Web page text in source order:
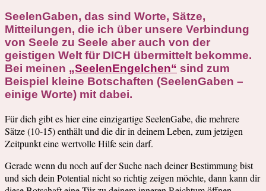
SeelenGaben, das sind Worte, Sätze,
Mitteilungen, die ich über unsere Verbindung
von Seele zu Seele aber auch von der
geistigen Welt für DICH übermittelt bekomme.
Bei meinen „SeelenEngelchen“ sind zum
Beispiel kleine Botschaften (SeelenGaben –
einige Worte) mit dabei.
Für dich gibt es hier eine einzigartige SeelenGabe, die mehrere
Sätze (10-15) enthält und die dir in deinem Leben, zum jetzigen
Zeitpunkt eine wertvolle Hilfe sein darf.
Gerade wenn du noch auf der Suche nach deiner Bestimmung bist
und sich dein Potential nicht so richtig zeigen möchte, dann kann dir